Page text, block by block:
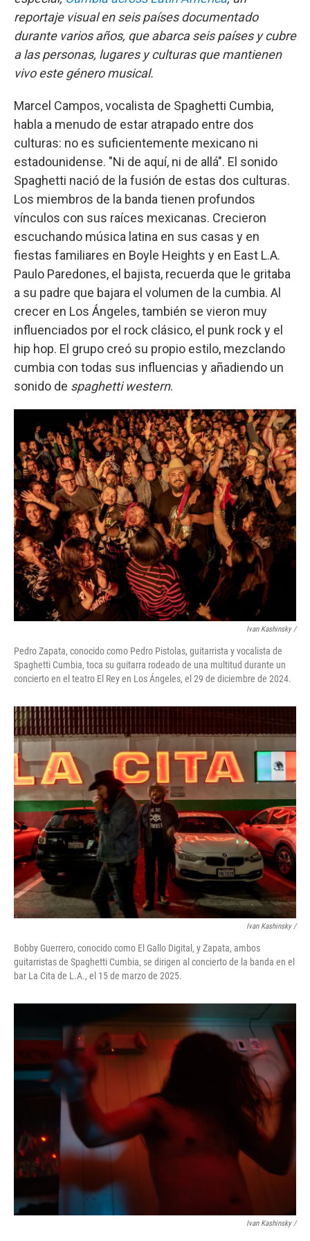
reportaje visual en seis países documentado
durante varios años, que abarca seis países y cubre
a las personas, lugares y culturas que mantienen
vivo este género musical.
Marcel Campos, vocalista de Spaghetti Cumbia,
habla a menudo de estar atrapado entre dos
culturas: no es suficientemente mexicano ni
estadounidense. "Ni de aquí, ni de allá". El sonido
Spaghetti nació de la fusión de estas dos culturas.
Los miembros de la banda tienen profundos
vínculos con sus raíces mexicanas. Crecieron
escuchando música latina en sus casas y en
fiestas familiares en Boyle Heights y en East L.A.
Paulo Paredones, el bajista, recuerda que le gritaba
a su padre que bajara el volumen de la cumbia. Al
crecer en Los Ángeles, también se vieron muy
influenciados por el rock clásico, el punk rock y el
hip hop. El grupo creó su propio estilo, mezclando
cumbia con todas sus influencias y añadiendo un
sonido de spaghetti western.
Ivan Kashinsky /
Pedro Zapata, conocido como Pedro Pistolas, guitarrista y vocalista de
Spaghetti Cumbia, toca su guitarra rodeado de una multitud durante un
concierto en el teatro El Rey en Los Ángeles, el 29 de diciembre de 2024.
Ivan Kashinsky /
Bobby Guerrero, conocido como El Gallo Digital, y Zapata, ambos
guitarristas de Spaghetti Cumbia, se dirigen al concierto de la banda en el
bar La Cita de L.A., el 15 de marzo de 2025.
Ivan Kashinsky /